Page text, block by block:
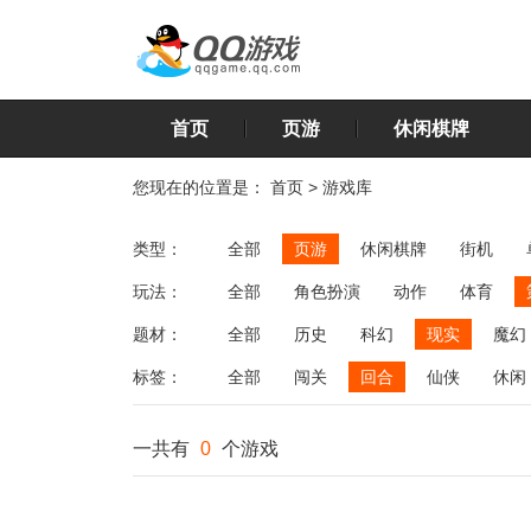
首页 页游 休闲棋牌
您现在的位置是： 首页 > 游戏库
类型： 全部 页游 休闲棋牌 街机
玩法： 全部 角色扮演 动作 体育
飞行
恋爱 第三人称射击 棋类
题材： 全部 历史 科幻 现实 魔幻
标签： 全部 闯关 回合 仙侠 休闲
一共有 0 个游戏